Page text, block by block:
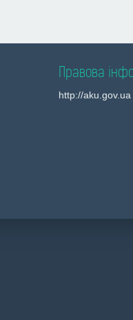
Правова
http://aku.gov.ua